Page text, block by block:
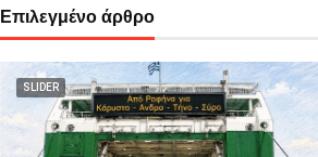
Επιλεγμένο άρθρο
SLIDER